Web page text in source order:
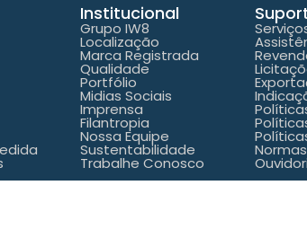
Institucional
Grupo IW8
Localização
Marca Registrada
Qualidade
Portfólio
Midias Sociais
Imprensa
Filantropia
Nossa Equipe
Sustentabilidade
Trabalhe Conosco